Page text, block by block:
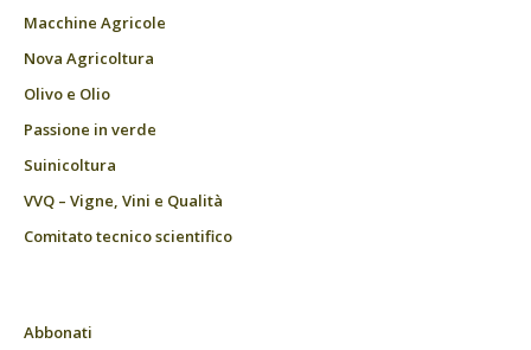
Macchine Agricole
Nova Agricoltura
Olivo e Olio
Passione in verde
Suinicoltura
VVQ – Vigne, Vini e Qualità
Comitato tecnico scientifico
Abbonati